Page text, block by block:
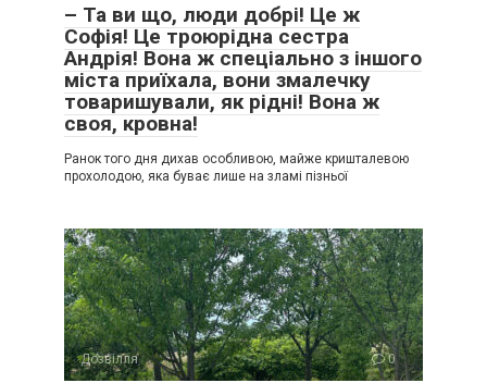
– Та ви що, люди добрі! Це ж
Софія! Це троюрідна сестра
Андрія! Вона ж спеціально з іншого
міста приїхала, вони змалечку
товаришували, як рідні! Вона ж
своя, кровна!
Ранок того дня дихав особливою, майже кришталевою
прохолодою, яка буває лише на зламі пізньої
Дозвілля 0